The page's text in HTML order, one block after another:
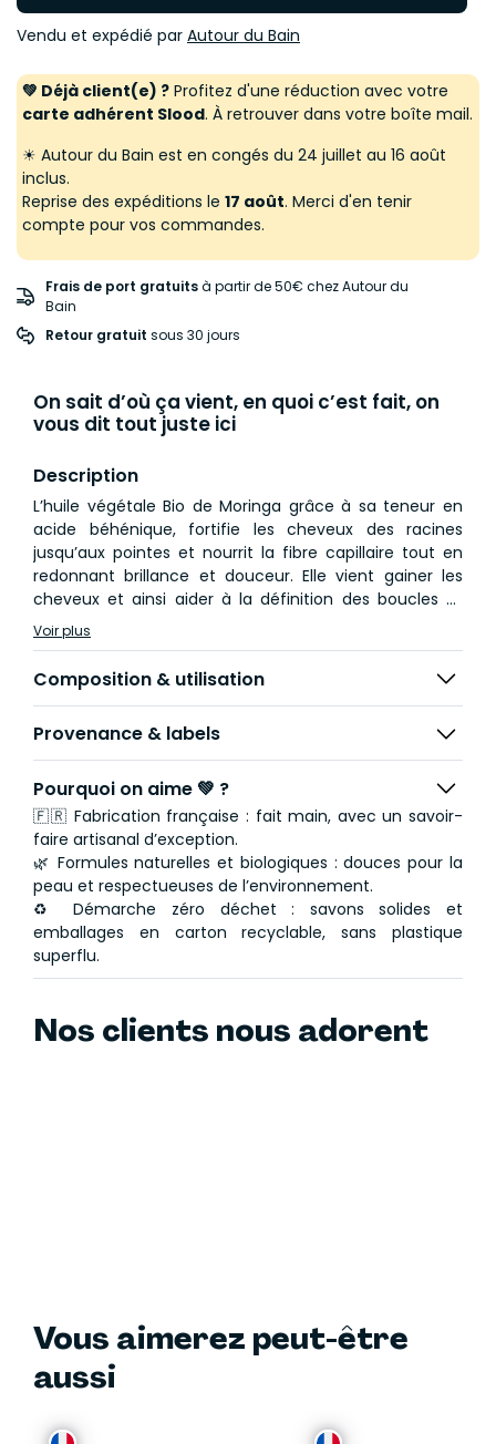
Vendu et expédié par Autour du Bain
💚 Déjà client(e) ? Profitez d'une réduction avec votre
carte adhérent Slood. À retrouver dans votre boîte mail.
☀ Autour du Bain est en congés du 24 juillet au 16 août
inclus.
Reprise des expéditions le 17 août. Merci d'en tenir
compte pour vos commandes.
Frais de port gratuitsà partir de 50€ chez Autour du
Bain
Retour gratuit sous 30 jours
On sait d’où ça vient, en quoi c’est fait, on
vous dit tout juste ici
Description
L’huile végétale Bio de Moringa grâce à sa teneur en
acide béhénique, fortifie les cheveux des racines
jusqu’aux pointes et nourrit la fibre capillaire tout en
redonnant brillance et douceur. Elle vient gainer les
cheveux et ainsi aider à la définition des boucles et
cheveux indisciplinés.
Utilisé régulièrement ce shampoing solide combiné
avec le soin après-Shampoing Le Bouclé, va redonner
souplesse, brillance et éclat aux cheveux bouclés et
Respectant et définissant vos boucles, il laissera dans
votre chevelure un parfum gourmand de noix de coco
subtilement vanillé.
Voir plus
Composition & utilisation
Provenance & labels
Pourquoi on aime 💚 ?
🇫🇷 Fabrication française : fait main, avec un savoir-
faire artisanal d’exception.
🌿 Formules naturelles et biologiques : douces pour la
peau et respectueuses de l’environnement.
♻️ Démarche zéro déchet : savons solides et
emballages en carton recyclable, sans plastique
superflu.
Nos clients nous adorent
Vous aimerez peut-être
aussi